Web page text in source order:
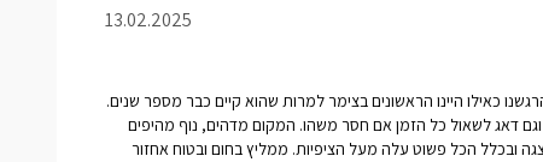
13.02.2025
כאילו היינו הראשונים בצימר למרות שהוא קיים כבר מספר שנים.
וגם דאג לשאול כל הזמן אם חסר משהו. המקום מדהים, נוף מהיפים
ובכלל הכל פשוט עלה מעל הציפיות. ממליץ בחום ובטוח אחזור